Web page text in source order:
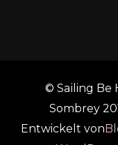
© Sailing Be
Sombrey
Entwickelt von